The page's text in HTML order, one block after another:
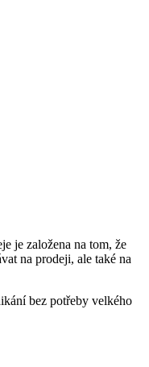
je založena na tom, že
na prodeji, ale také na
‍bez⁤ potřeby velkého